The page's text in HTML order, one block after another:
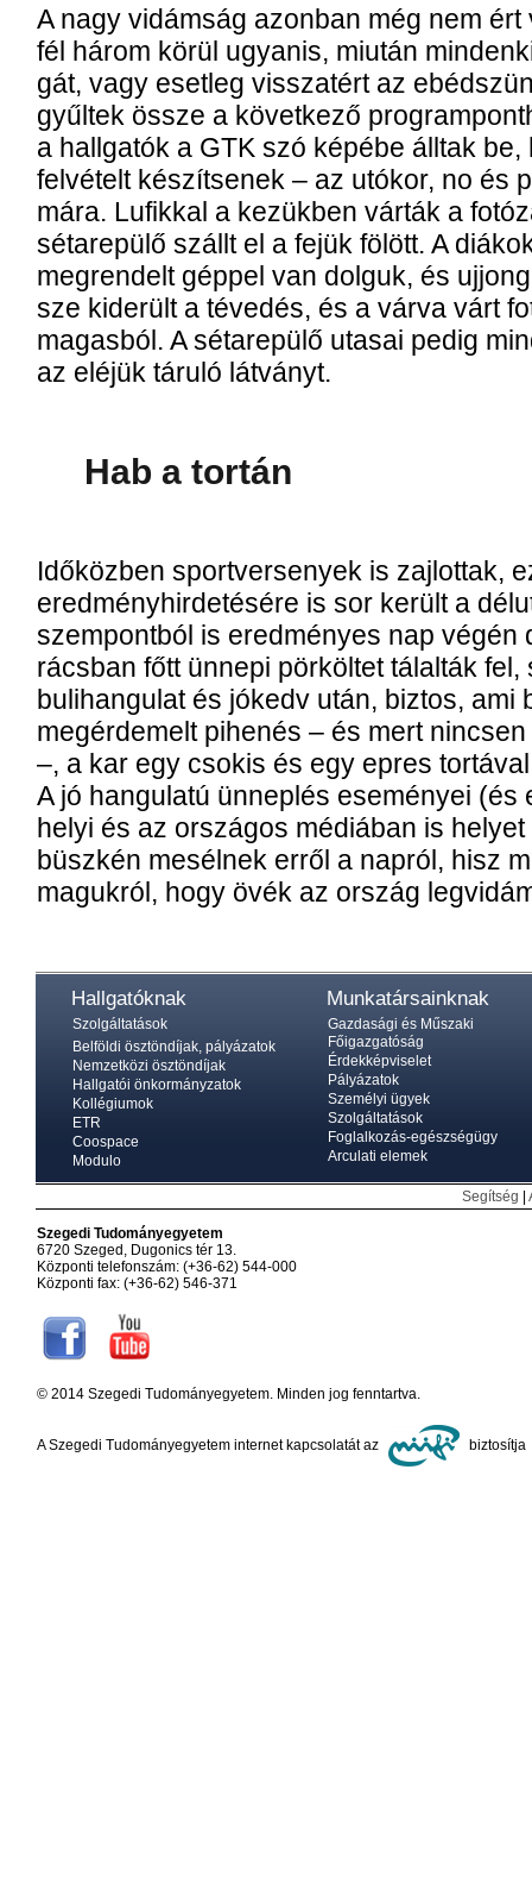
A nagy vi­dám­ság azon­ban még nem
fél há­rom kö­rül ugyan­is, mi­u­tán
gát, vagy eset­leg vis­­sza­tért az
gyűl­tek ös­­sze a kö­vet­ke­ző
a hall­ga­tók a GTK szó ké­pé­be áll­tak
fel­vé­telt ké­szít­se­nek – az utó­kor, no és
má­ra. Lu­fik­kal a ke­zük­ben vár­ták a
sé­ta­re­pü­lő szállt el a fe­jük fö­lött. A
meg­ren­delt gép­pel van dol­guk, és
sze ki­de­rült a té­ve­dés, és a vár­va várt
ma­gas­ból. A sé­ta­re­pü­lő uta­sai pe­dig
az elé­jük tá­ru­ló lát­ványt.
Hab a tor­tán
Idő­köz­ben sport­ver­se­nyek is zaj­lot­tak,
ered­mény­hir­de­té­sé­re is sor ke­rült a
szem­pont­ból is ered­mé­nyes nap
rács­ban főtt ün­ne­pi pör­köl­tet tá­lal­ták
buli­hangu­lat és jó­kedv után, biz­tos, ami
meg­ér­de­melt pi­he­nés – és mert
–, a kar egy cso­kis és egy ep­res
A jó han­gu­la­tú ün­nep­lés ese­mé­nyei (és
he­lyi és az or­szá­gos mé­di­á­ban is
büsz­kén me­sél­nek er­ről a nap­ról, hisz
ma­guk­ról, hogy övék az or­szág
Hallgatóknak
Szolgáltatások
Belföldi ösztöndíjak, pályázatok
Nemzetközi ösztöndíjak
Hallgatói önkormányzatok
Kollégiumok
ETR
Coospace
Modulo
Munkatársainknak
Gazdasági és Műszaki
Főigazgatóság
Érdekképviselet
Pályázatok
Személyi ügyek
Szolgáltatások
Foglalkozás-egészségügy
Arculati elemek
Segítség
Szegedi Tudományegyetem
6720 Szeged, Dugonics tér 13.
Központi telefonszám: (+36-62) 544-000
Központi fax: (+36-62) 546-371
© 2014 Szegedi Tudományegyetem. Minden jog fenntartva.
A Szegedi Tudományegyetem internet kapcsolatát az biztosítja